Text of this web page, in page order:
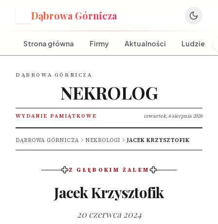
Dąbrowa Górnicza
Strona główna Firmy Aktualności Ludzie
DĄBROWA GÓRNICZA
NEKROLOG
WYDANIE PAMIĄTKOWE czwartek, 6 sierpnia 2026
DĄBROWA GÓRNICZA NEKROLOGI JACEK KRZYSZTOFIK
Z GŁĘBOKIM ŻALEM
Jacek Krzysztofik
20 czerwca 2024